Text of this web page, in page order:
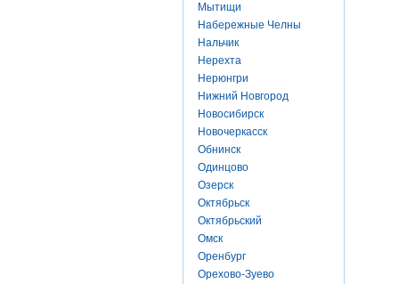
Мытищи
Набережные Челны
Нальчик
Нерехта
Нерюнгри
Нижний Новгород
Новосибирск
Новочеркасск
Обнинск
Одинцово
Озерск
Октябрьск
Октябрьский
Омск
Оренбург
Орехово-Зуево